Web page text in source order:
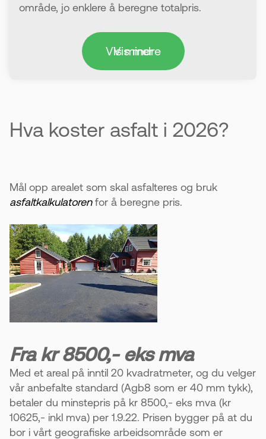
område, jo enklere å beregne totalpris.
- Startpris for små områder
For opptil 20 m² starter prisen fra ca. 8500 kr
eks. mva. Dette gjelder standard asfalt og riktig
Godt forarbeid gir lengre levetid på asfalten.
Det sørger også for at vann renner riktig bort.
Agb8 med 40 mm tykkelse er vanlig for
oppkjørsler. Det tåler normal bruk av bil.
- Kan øke verdien på boligen
Asfalt kombinert med stein gir et penere
uteområde. Det kan også øke eiendomsverdien.
Vis mer
Vis mindre
Hva koster asfalt i 2026?
Mål opp arealet som skal asfalteres og bruk
asfaltkalkulatorenfor å beregne pris.
Fra kr 8500,- eks mva
Med et areal på inntil 20 kvadratmeter, og du velger
vår anbefalte standard (Agb8 som er 40 mm tykk),
betaler du minstepris på kr 8500,- eks mva (kr
10625,- inkl mva) per 1.9.22. Prisen bygger på at du
bor i vårt geografiske arbeidsområde som er